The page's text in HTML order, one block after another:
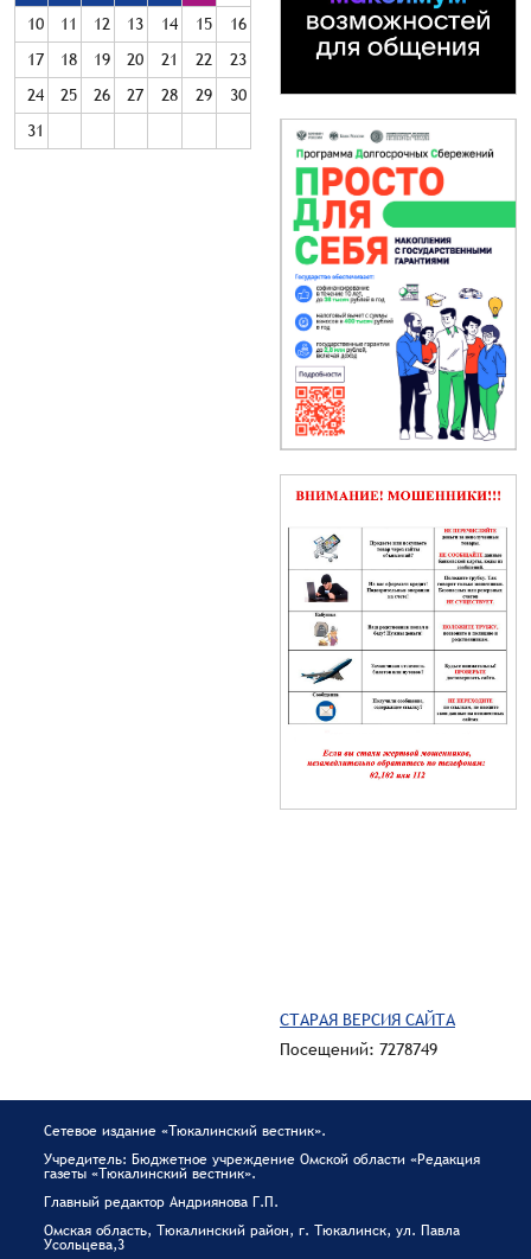
10
11 12 13 14 15
16
17
18 19 20 21 22
23
24
25 26 27 28 29
30
31
СТАРАЯ ВЕРСИЯ САЙТА
Посещений: 7278749
Сетевое издание «Тюкалинский вестник».
Учредитель: Бюджетное учреждение Омской области «Редакция
газеты «Тюкалинский вестник».
Главный редактор Андриянова Г.П.
Омская область, Тюкалинский район, г. Тюкалинск, ул. Павла
Усольцева,3